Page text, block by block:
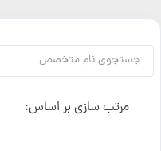
مرتب سازی بر اساس: